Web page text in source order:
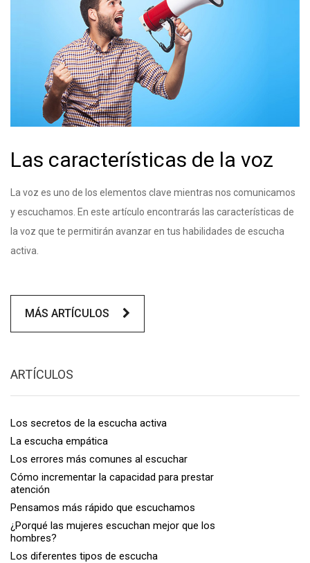
Las características de la voz
La voz es uno de los elementos clave mientras nos comunicamos
y escuchamos. En este artículo encontrarás las características de
la voz que te permitirán avanzar en tus habilidades de escucha
activa.
MÁS ARTÍCULOS
ARTÍCULOS
Los secretos de la escucha activa
La escucha empática
Los errores más comunes al escuchar
Cómo incrementar la capacidad para prestar
atención
Pensamos más rápido que escuchamos
¿Porqué las mujeres escuchan mejor que los
hombres?
Los diferentes tipos de escucha